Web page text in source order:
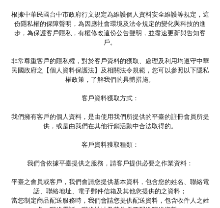
根據中華民國台中市政府行文規定為維護個人資料安全維護等規定，這
份隱私權的保障聲明，為因應社會環境及法令規定的變化與科技的進
步，為保護客戶隱私，有權修改這份公告聲明，並盡速更新與告知客
戶。
非常尊重客戶的隱私權，對於客戶資料的獲取、處理及利用均遵守中華
民國政府之【個人資料保護法】及相關法令規範，您可以參照以下隱私
權政策，了解我們的具體措施。
客戶資料獲取方式：
我們擁有客戶的個人資料，是由使用我們所提供的平臺的註冊會員所提
供，或是由我們在其他行銷活動中合法取得的。
客戶資料獲取種類：
我們會依據平臺提供之服務，請客戶提供必要之作業資料：
平臺之會員或客戶，我們會請您提供基本資料，包含您的姓名、聯絡電
話、聯絡地址、電子郵件信箱及其他您提供的之資料；
當您制定商品配送服務時，我們會請您提供配送資料，包含收件人之姓